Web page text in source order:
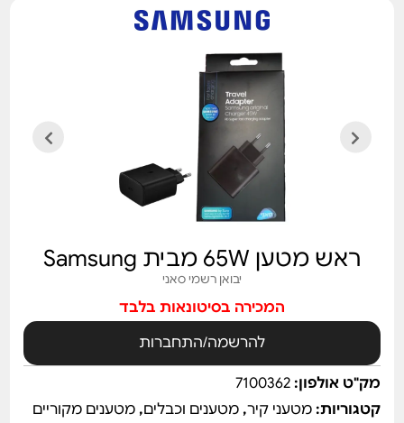
ראש מטען 65W מבית Samsung
יבואן רשמי סאני
המכירה בסיטונאות בלבד
להרשמה/התחברות
מק"ט אולפון:7100362
קטגוריות:מטעני קיר,מטענים וכבלים,מטענים מקוריים